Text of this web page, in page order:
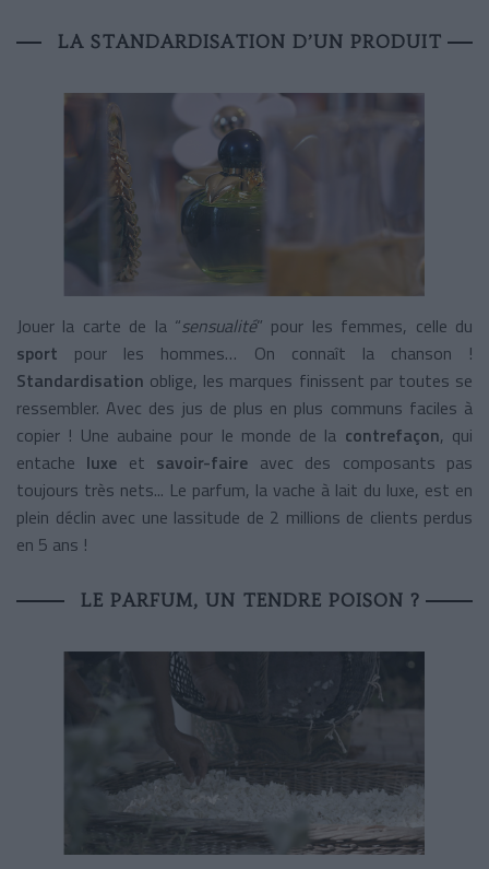
LA STANDARDISATION D’UN PRODUIT
Jouer la carte de la “sensualité” pour les femmes, celle du
sport pour les hommes… On connaît la chanson !
Standardisation oblige, les marques finissent par toutes se
ressembler. Avec des jus de plus en plus communs faciles à
copier ! Une aubaine pour le monde de la contrefaçon, qui
entache luxe et savoir-faire avec des composants pas
toujours très nets... Le parfum, la vache à lait du luxe, est en
plein déclin avec une lassitude de 2 millions de clients perdus
en 5 ans !
LE PARFUM, UN TENDRE POISON ?